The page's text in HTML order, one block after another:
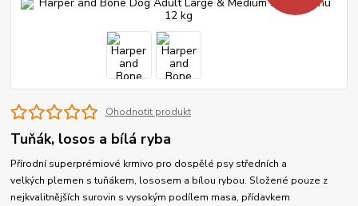
Ohodnotit produkt
Tuňák, losos a bílá ryba
Přírodní superprémiové krmivo pro dospělé psy středních a
velkých plemen s tuňákem, lososem a bílou rybou. Složené pouze z
nejkvalitnějších surovin s vysokým podílem masa, přídavkem